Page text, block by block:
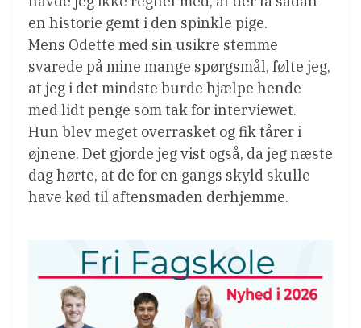
en historie gemt i den spinkle pige.
Mens Odette med sin usikre stemme
svarede på mine mange spørgsmål, følte jeg,
at jeg i det mindste burde hjælpe hende
med lidt penge som tak for interviewet.
Hun blev meget overrasket og fik tårer i
øjnene. Det gjorde jeg vist også, da jeg næste
dag hørte, at de for en gangs skyld skulle
have kød til aftensmaden derhjemme.